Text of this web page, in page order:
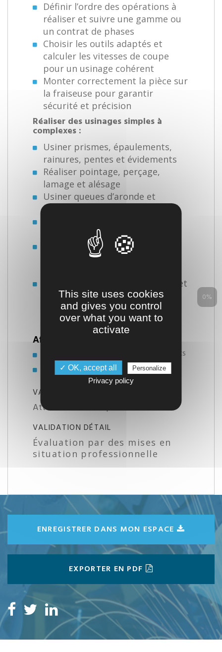
Définir l’ordre des opérations à
réaliser et suivre une gamme ou
un contrat de phases
Choisir les outils adaptés et
calculer les vitesses de coupe
pour un usinage cohérent
Monter correctement la pièce sur
la fraiseuse pour garantir
sécurité et précision
Réaliser des usinages simples à
complexes :
Usiner prismes, épaulements,
rainures, pentes et évidements
Réaliser pointage, perçage,
lamage et alésage
Usiner queues d’aronde et
rainures de clavette
fosses et évidements
Utiliser plateau diviseur ou
circulaire pour les usinages
Produire des pièces conformes et
fonctionnelles en respectant les
tolérances
Affûter et entretenir des outils :
Affûter correctement les fraiseuses et forets
pour maintenir leur performance
Comprendre l’impact de l’affûtage sur la
qualité de la pièce et la longévité des outils
VALIDATION
Attestation des acquis de formation
VALIDATION DÉTAIL
Évaluation par des mises en
situation professionnelle
ENREGISTRER DANS MON ESPACE
EXPORTER EN PDF
0%
This site uses cookies
and gives you control
over what you want to
activate
✓ OK, accept all Personalize
Privacy policy